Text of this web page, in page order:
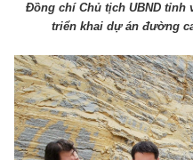
Đồng chí Chủ tịch UBND tỉnh
triển khai dự án đường